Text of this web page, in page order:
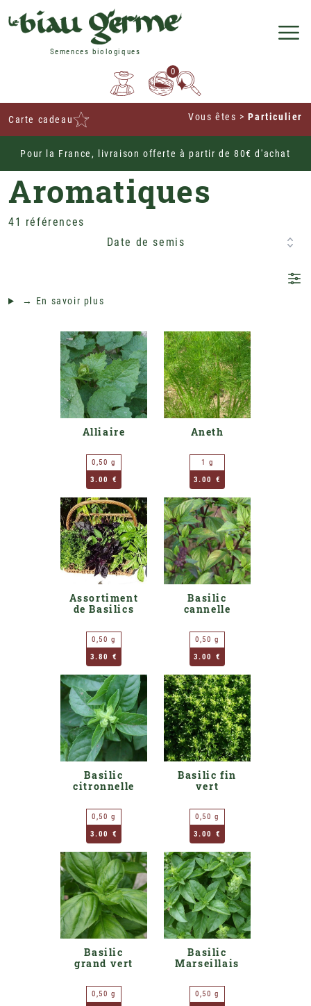
Semences biologiques
0
Carte cadeau Vous êtes >Particulier
Pour la France, livraison offerte à partir de 80€ d'achat
Home
Aromatiques
Date de semis
41 références
→ En savoir plus
Alliaire
0,50 g
3.00 €
Aneth
1 g
3.00 €
Assortiment
de Basilics
0,50 g
3.80 €
Basilic
cannelle
0,50 g
3.00 €
Basilic
citronnelle
0,50 g
3.00 €
Basilic fin
vert
0,50 g
3.00 €
Basilic
grand vert
0,50 g
Basilic
Marseillais
0,50 g